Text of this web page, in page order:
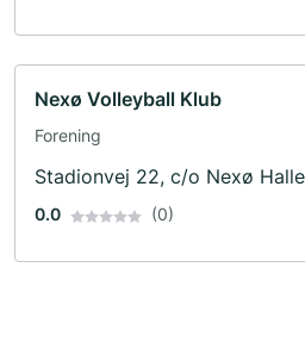
Nexø Volleyball Klub
Forening
Stadionvej 22, c/o Nexø
0.0 (0)